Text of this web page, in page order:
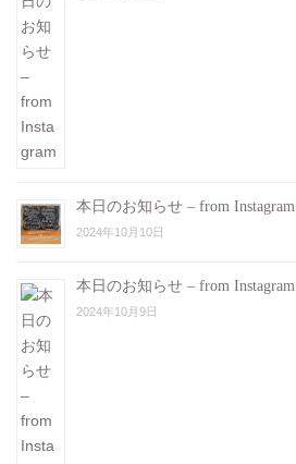
本日のお知らせ – from Instagram
2024年10月10日
本日のお知らせ – from Instagram
2024年10月9日